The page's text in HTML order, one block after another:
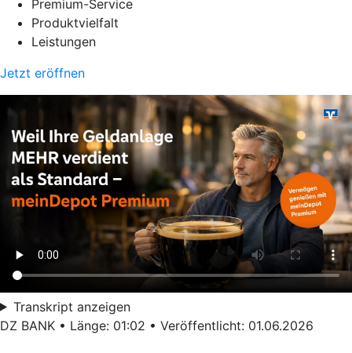
Premium-Service
Produktvielfalt
Leistungen
Jetzt eröffnen
Transkript anzeigen
DZ BANK • Länge: 01:02 • Veröffentlicht: 01.06.2026